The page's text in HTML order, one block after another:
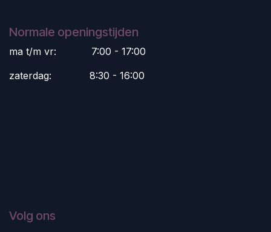
Normale openingstijden
ma t/m vr:
​7:00 - 17:00
zaterdag:
​8:30 - 16:00
Volg ons